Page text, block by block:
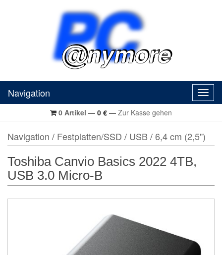
Navigation
0 Artikel — 0 € — Zur Kasse gehen
Navigation / Festplatten/SSD / USB /6,4 cm (2,5")
Toshiba Canvio Basics 2022 4TB,
USB 3.0 Micro-B